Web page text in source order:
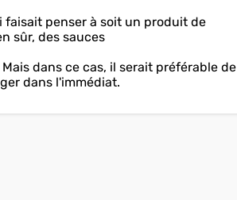
faisait penser à soit un produit de
sûr, des sauces
dans ce cas, il serait préférable de
dans l'immédiat.